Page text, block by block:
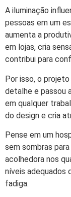
A iluminação
pessoas em um
aumenta a
em lojas, cria
contribui para
Por isso, o
detalhe e passou
em qualquer
do design e cria
Pense em um
sem sombras
acolhedora nos
níveis adequados
fadiga.